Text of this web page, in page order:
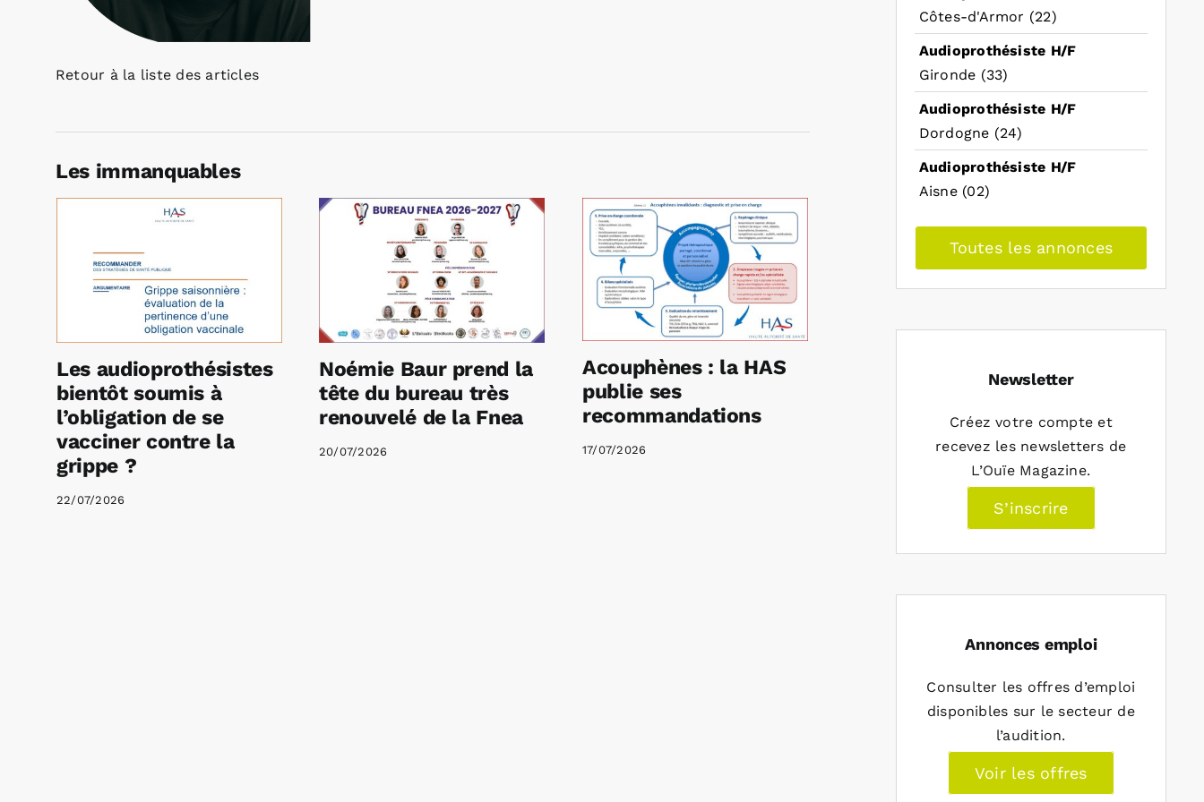
Retour à la liste des articles
Les immanquables
Les audioprothésistes
bientôt soumis à
l’obligation de se
vacciner contre la
grippe ?
22/07/2026
Noémie Baur prend la
tête du bureau très
renouvelé de la Fnea
20/07/2026
Acouphènes : la HAS
publie ses
recommandations
17/07/2026
Côtes-d'Armor (22)
Audioprothésiste H/F
Gironde (33)
Audioprothésiste H/F
Dordogne (24)
Audioprothésiste H/F
Aisne (02)
Toutes les annonces
Newsletter
Créez votre compte et
recevez les newsletters de
L’Ouïe Magazine.
S’inscrire
Annonces emploi
Consulter les offres d’emploi
disponibles sur le secteur de
l’audition.
Voir les offres